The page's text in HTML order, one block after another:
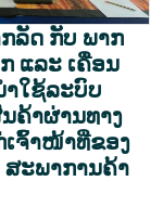
ລັດ ກັບ ພາກ
ແລະ ເຄື່ອນ
ໃຊ້ລະບົບ
ຄ້າຜ່ານທາງ
ເຈົ້າໜ້າທີ່ຂອງ
ະພາການຄ້າ